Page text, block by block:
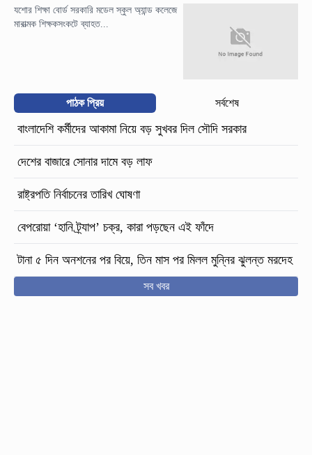
যশোর শিক্ষা বোর্ড সরকারি মডেল স্কুল অ্যান্ড কলেজে
মারাত্মক শিক্ষকসংকটে ব্যাহত...
পাঠক প্রিয় সর্বশেষ
বাংলাদেশি কর্মীদের আকামা নিয়ে বড় সুখবর দিল সৌদি সরকার
দেশের বাজারে সোনার দামে বড় লাফ
রাষ্ট্রপতি নির্বাচনের তারিখ ঘোষণা
বেপরোয়া ‘হানি ট্র্যাপ’ চক্র, কারা পড়ছেন এই ফাঁদে
টানা ৫ দিন অনশনের পর বিয়ে, তিন মাস পর মিলল মুন্নির ঝুলন্ত মরদেহ
সব খবর